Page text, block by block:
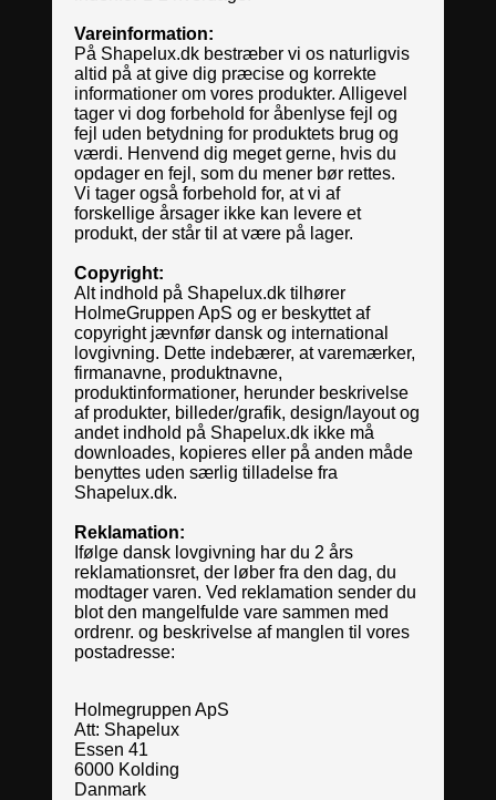
Vareinformation:
På Shapelux.dk bestræber vi os naturligvis
altid på at give dig præcise og korrekte
informationer om vores produkter. Alligevel
tager vi dog forbehold for åbenlyse fejl og
fejl uden betydning for produktets brug og
værdi. Henvend dig meget gerne, hvis du
opdager en fejl, som du mener bør rettes.
Vi tager også forbehold for, at vi af
forskellige årsager ikke kan levere et
produkt, der står til at være på lager.
Copyright:
Alt indhold på Shapelux.dk tilhører
HolmeGruppen ApS og er beskyttet af
copyright jævnfør dansk og international
lovgivning. Dette indebærer, at varemærker,
firmanavne, produktnavne,
produktinformationer, herunder beskrivelse
af produkter, billeder/grafik, design/layout og
andet indhold på Shapelux.dk ikke må
downloades, kopieres eller på anden måde
benyttes uden særlig tilladelse fra
Shapelux.dk.
Reklamation:
Ifølge dansk lovgivning har du 2 års
reklamationsret, der løber fra den dag, du
modtager varen. Ved reklamation sender du
blot den mangelfulde vare sammen med
ordrenr. og beskrivelse af manglen til vores
postadresse:
Holmegruppen ApS
Att: Shapelux
Essen 41
6000 Kolding
Danmark